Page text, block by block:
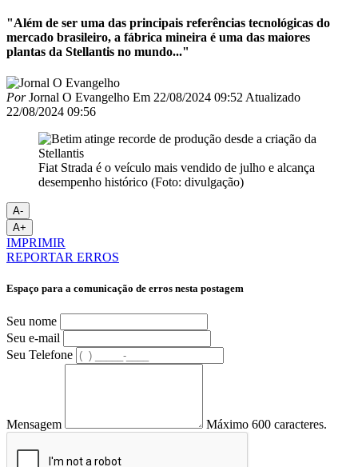
"Além de ser uma das principais referências tecnológicas do
mercado brasileiro, a fábrica mineira é uma das maiores
plantas da Stellantis no mundo..."
PorJornal O Evangelho Em 22/08/2024 09:52 Atualizado
22/08/2024 09:56
Fiat Strada é o veículo mais vendido de julho e alcança
desempenho histórico (Foto: divulgação)
A-
A+
IMPRIMIR
REPORTAR ERROS
Espaço para a comunicação de erros nesta postagem
Seu nome
Seu e-mail
Seu Telefone
Mensagem Máximo 600 caracteres.